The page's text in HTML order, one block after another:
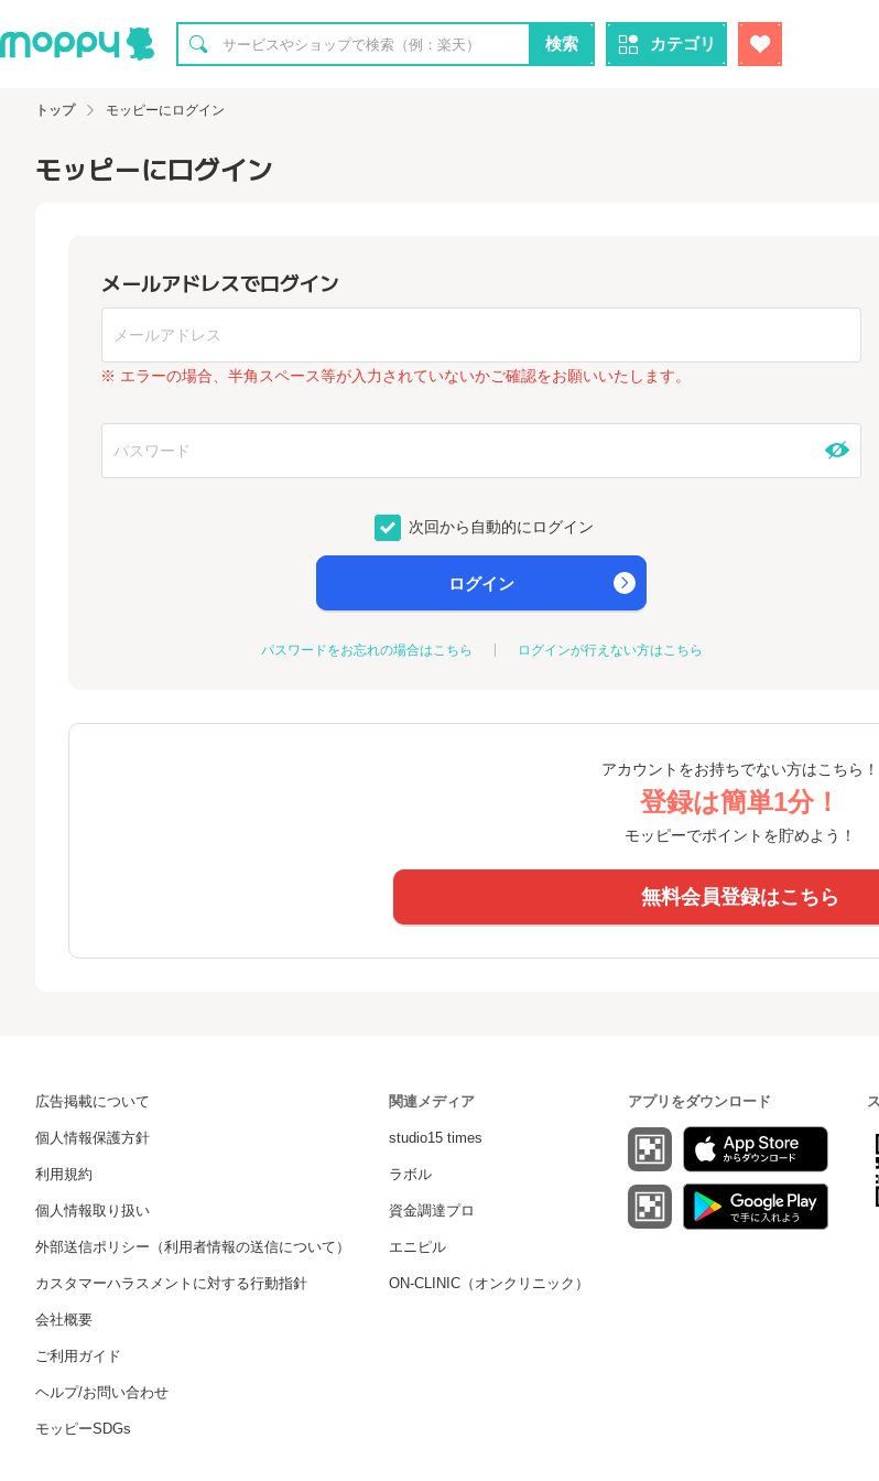
検索 カテゴリ
トップ モッピーにログイン
モッピーにログイン
メールアドレスでログイン
※ エラーの場合、半角スペース等が入力されていないかご確認をお願いいたします。
次回から自動的にログイン
ログイン
パスワードをお忘れの場合はこちら ログインが行えない方はこちら
アカウントをお持ちでない方はこちら！
登録は簡単1分！
モッピーでポイントを貯めよう！
無料会員登録はこちら
広告掲載について
個人情報保護方針
利用規約
個人情報取り扱い
外部送信ポリシー（利用者情報の送信について）
カスタマーハラスメントに対する行動指針
会社概要
ご利用ガイド
ヘルプ/お問い合わせ
モッピーSDGs
関連メディア
studio15 times
ラボル
資金調達プロ
エニピル
ON-CLINIC（オンクリニック）
アプリをダウンロード